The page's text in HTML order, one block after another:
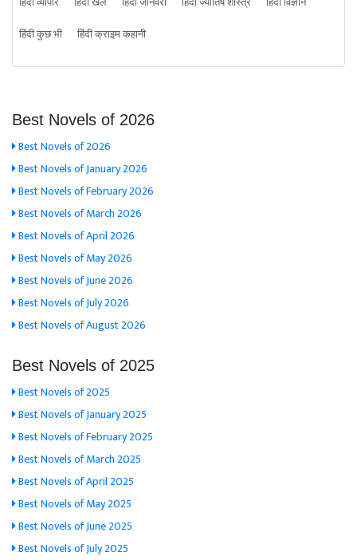
हिंदी कुछ भी
हिंदी क्राइम कहानी
Best Novels of 2026
Best Novels of 2026
Best Novels of January 2026
Best Novels of February 2026
Best Novels of March 2026
Best Novels of April 2026
Best Novels of May 2026
Best Novels of June 2026
Best Novels of July 2026
Best Novels of August 2026
Best Novels of 2025
Best Novels of 2025
Best Novels of January 2025
Best Novels of February 2025
Best Novels of March 2025
Best Novels of April 2025
Best Novels of May 2025
Best Novels of June 2025
Best Novels of July 2025